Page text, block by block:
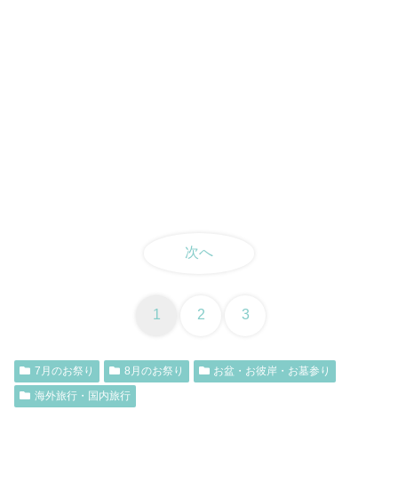
次へ
1 2 3
7月のお祭り 8月のお祭り
お盆・お彼岸・お墓参り
海外旅行・国内旅行